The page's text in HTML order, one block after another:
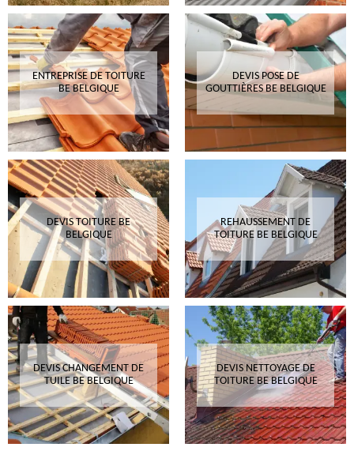
ENTREPRISE DE TOITURE
BE BELGIQUE
DEVIS POSE DE
GOUTTIÈRES BE BELGIQUE
DEVIS TOITURE BE
BELGIQUE
REHAUSSEMENT DE
TOITURE BE BELGIQUE
DEVIS CHANGEMENT DE
TUILE BE BELGIQUE
DEVIS NETTOYAGE DE
TOITURE BE BELGIQUE